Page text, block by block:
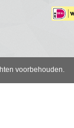
voorbehouden.